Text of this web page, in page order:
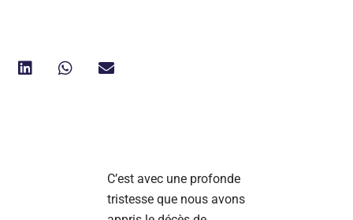
C’est avec une profonde
tristesse que nous avons